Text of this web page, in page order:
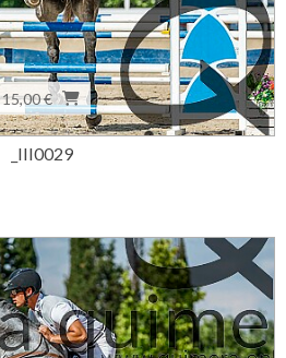
15,00 €
_III0029